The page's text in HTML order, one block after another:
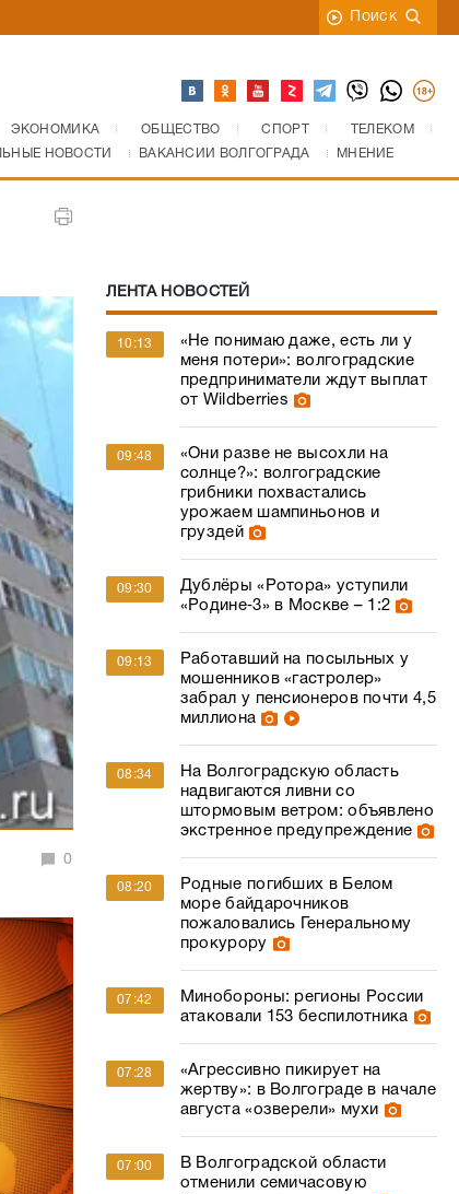
Поиск
ЭКОНОМИКА ОБЩЕСТВО СПОРТ
ТЕЛЕКОМ
НОВОСТИ ВАКАНСИИ ВОЛГОГРАДА МНЕНИЕ
0
ЛЕНТА НОВОСТЕЙ
10:13
«Не понимаю даже, есть ли у
меня потери»: волгоградские
предприниматели ждут выплат
от Wildberries
09:48
«Они разве не высохли на
солнце?»: волгоградские
грибники похвастались
урожаем шампиньонов и
груздей
09:30
Дублёры «Ротора» уступили
«Родине‑3» в Москве – 1:2
09:13
Работавший на посыльных у
мошенников «гастролер»
забрал у пенсионеров почти 4,5
миллиона
08:34
На Волгоградскую область
надвигаются ливни со
штормовым ветром: объявлено
экстренное предупреждение
08:20
Родные погибших в Белом
море байдарочников
пожаловались Генеральному
прокурору
07:42
Минобороны: регионы России
атаковали 153 беспилотника
07:28
«Агрессивно пикирует на
жертву»: в Волгограде в начале
августа «озверели» мухи
07:00
В Волгоградской области
отменили семичасовую